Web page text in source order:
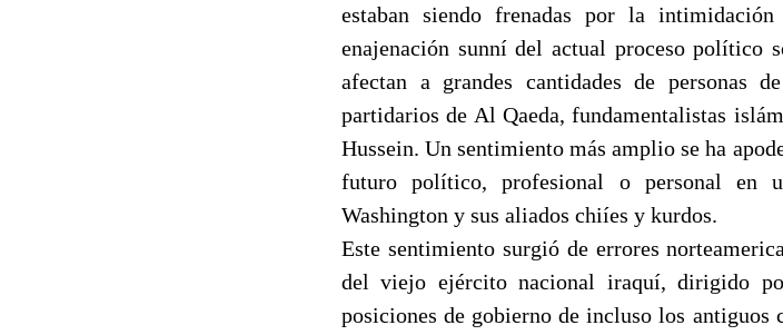
estaban siendo frenadas por la
enajenación sunní del actual proceso político
afectan a grandes cantidades de personas
partidarios de Al Qaeda, fundamentalistas
Hussein. Un sentimiento más amplio se ha
futuro político, profesional o personal en
Washington y sus aliados chiíes y kurdos.
Este sentimiento surgió de errores
del viejo ejército nacional iraquí, dirigido
posiciones de gobierno de incluso los antiguos